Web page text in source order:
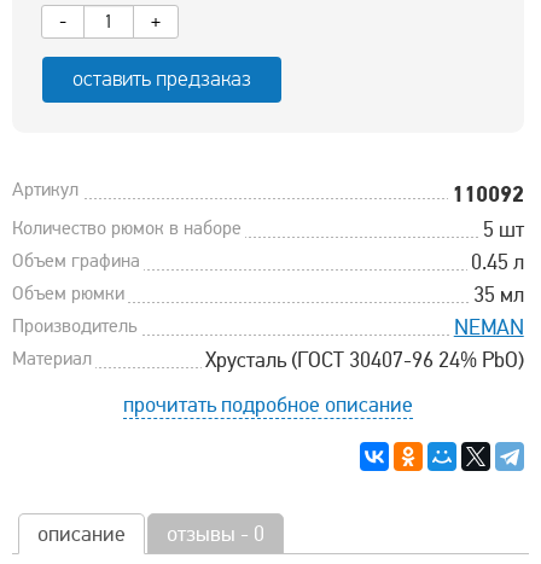
-
+
оставить предзаказ
Артикул 110092
Количество рюмок в наборе 5 шт
Объем графина 0.45 л
Объем рюмки 35 мл
Производитель NEMAN
Материал
Хрусталь (ГОСТ 30407-96 24% PbO)
прочитать подробное описание
описание отзывы - 0